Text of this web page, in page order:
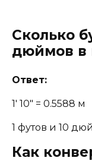
Сколько
дюймов в
Ответ:
1' 10" = 0.5588 м
1 футов и 10
Как